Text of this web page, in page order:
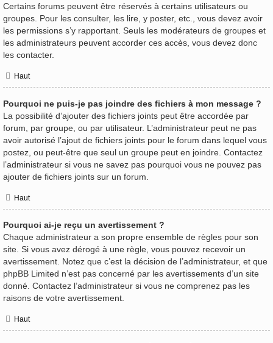
Certains forums peuvent être réservés à certains utilisateurs ou
groupes. Pour les consulter, les lire, y poster, etc., vous devez avoir
les permissions s’y rapportant. Seuls les modérateurs de groupes et
les administrateurs peuvent accorder ces accès, vous devez donc
les contacter.
Haut
Pourquoi ne puis-je pas joindre des fichiers à mon message ?
La possibilité d’ajouter des fichiers joints peut être accordée par
forum, par groupe, ou par utilisateur. L’administrateur peut ne pas
avoir autorisé l’ajout de fichiers joints pour le forum dans lequel vous
postez, ou peut-être que seul un groupe peut en joindre. Contactez
l’administrateur si vous ne savez pas pourquoi vous ne pouvez pas
ajouter de fichiers joints sur un forum.
Haut
Pourquoi ai-je reçu un avertissement ?
Chaque administrateur a son propre ensemble de règles pour son
site. Si vous avez dérogé à une règle, vous pouvez recevoir un
avertissement. Notez que c’est la décision de l’administrateur, et que
phpBB Limited n’est pas concerné par les avertissements d’un site
donné. Contactez l’administrateur si vous ne comprenez pas les
raisons de votre avertissement.
Haut